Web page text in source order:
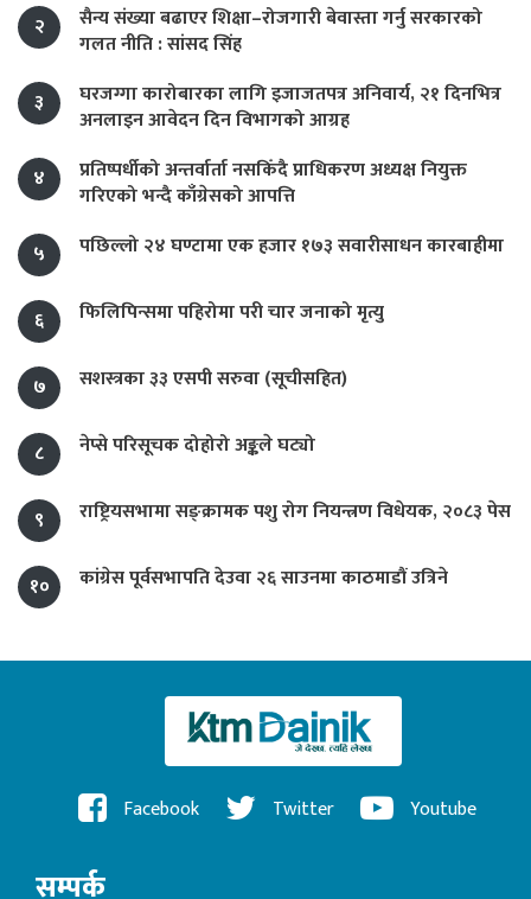
२
सैन्य संख्या बढाएर शिक्षा–रोजगारी बेवास्ता गर्नु सरकारको
गलत नीति : सांसद सिंह
३
घरजग्गा कारोबारका लागि इजाजतपत्र अनिवार्य, २१ दिनभित्र
अनलाइन आवेदन दिन विभागको आग्रह
४
प्रतिष्पर्धीको अन्तर्वार्ता नसकिँदै प्राधिकरण अध्यक्ष नियुक्त
गरिएको भन्दै काँग्रेसको आपत्ति
५
पछिल्लो २४ घण्टामा एक हजार १७३ सवारीसाधन कारबाहीमा
६ फिलिपिन्समा पहिरोमा परी चार जनाको मृत्यु
७ सशस्त्रका ३३ एसपी सरुवा (सूचीसहित)
८ नेप्से परिसूचक दोहोरो अङ्कले घट्यो
९ राष्ट्रियसभामा सङ्क्रामक पशु रोग नियन्त्रण विधेयक, २०८३ पेस
१० कांग्रेस पूर्वसभापति देउवा २६ साउनमा काठमाडौं उत्रिने
Facebook Twitter Youtube
सम्पर्क